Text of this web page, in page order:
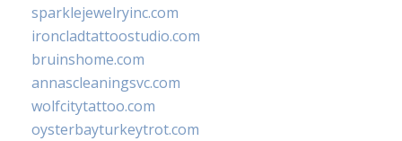
sparklejewelryinc.com
ironcladtattoostudio.com
bruinshome.com
annascleaningsvc.com
wolfcitytattoo.com
oysterbayturkeytrot.com